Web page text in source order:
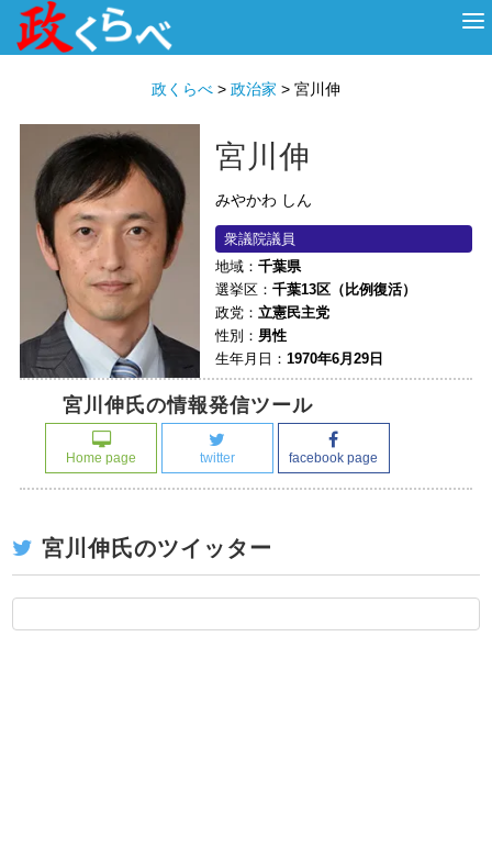
政くらべ > 政治家 > 宮川伸
宮川伸
みやかわ しん
衆議院議員
地域： 千葉県
選挙区： 千葉13区（比例復活）
政党： 立憲民主党
性別： 男性
生年月日： 1970年6月29日
宮川伸氏の情報発信ツール
Home page twitter facebook page
宮川伸氏のツイッター